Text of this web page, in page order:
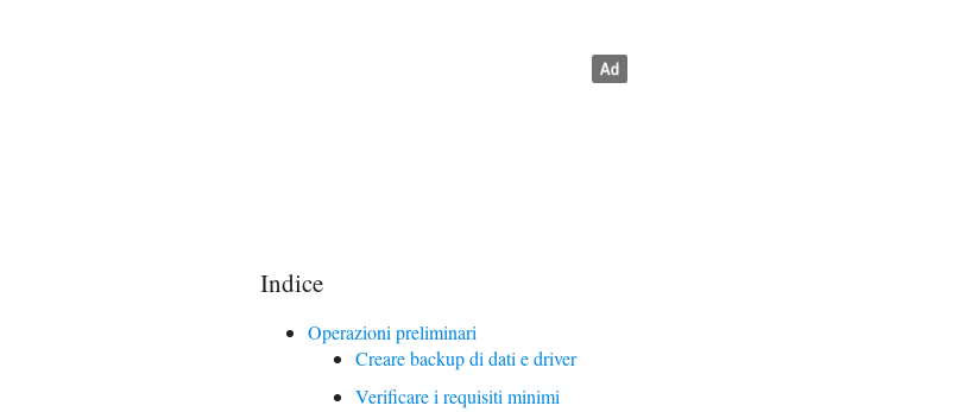
Indice
Operazioni preliminari
Creare backup di dati e driver
Verificare i requisiti minimi